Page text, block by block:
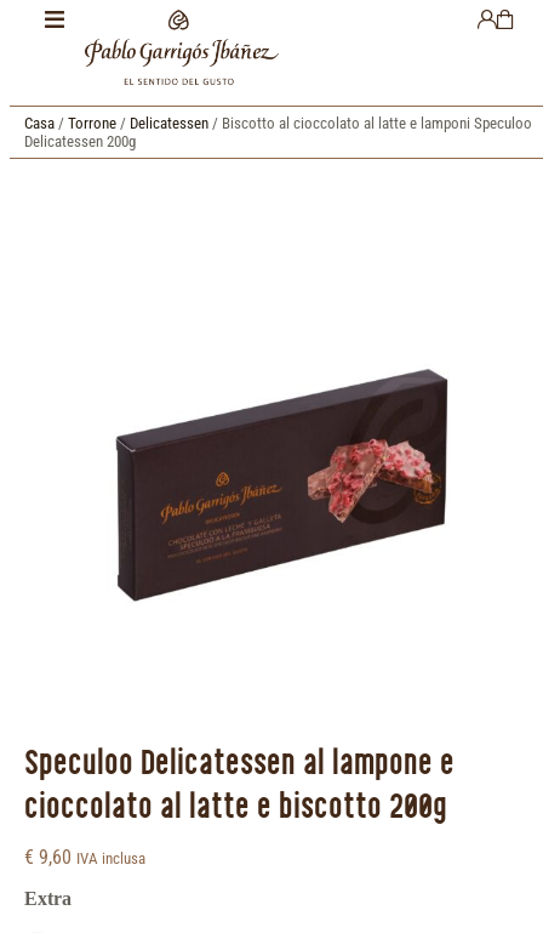
Casa / Torrone / Delicatessen / Biscotto al cioccolato al latte e lamponi Speculoo
Delicatessen 200g
Speculoo Delicatessen al lampone e
cioccolato al latte e biscotto 200g
€ 9,60 IVA inclusa
Extra